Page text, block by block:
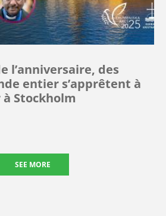
l’anniversaire, des
entier s’apprêtent à
Stockholm
SEE MORE